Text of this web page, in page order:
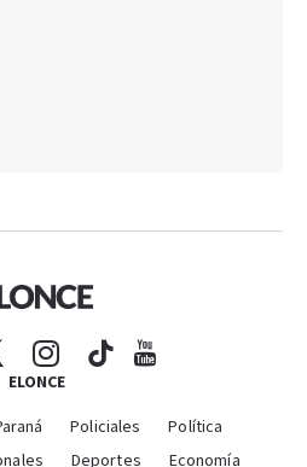
ELONCE
Policiales
Política
Deportes Economía